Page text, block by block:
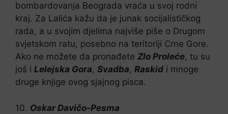
bombardovanja Beograda vraća u svoj rodni
kraj. Za Lalića kažu da je junak socijalističkog
rada, a u svojim djelima najviše piše o Drugom
svjetskom ratu, posebno na teritoriji Crne Gore.
Ako ne možete da pronađete Zlo Proleće, tu su
još i Lelejska Gora, Svadba, Raskid i mnoge
druge knjige ovog sjajnog pisca.
10. Oskar Davičo-Pesma